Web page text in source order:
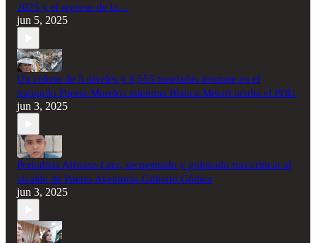
2025 y el regreso de la…
jun 5, 2025
Un coloso de 5 niveles y 8,555 toneladas irrumpe en el
tranquilo Puerto Morelos mientras Blanca Merari oculta el PDU
jun 3, 2025
Periodista Alfonso Lara, secuestrado y golpeado tras criticar al
alcalde de Puerto Aventuras Gilberto Gómez
jun 3, 2025